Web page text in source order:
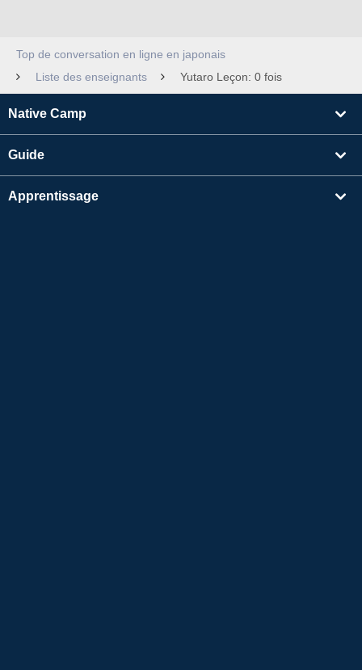
Top de conversation en ligne en japonais
Liste des enseignants
Yutaro Leçon: 0 fois
Native Camp
Guide
Apprentissage